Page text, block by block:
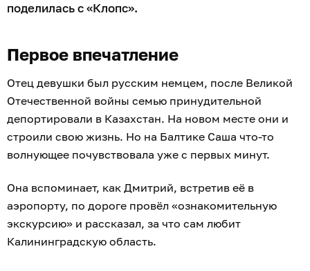
поделилась с «Клопс».
Первое впечатление
Отец девушки был русским немцем, после Великой
Отечественной войны семью принудительной
депортировали в Казахстан. На новом месте они и
строили свою жизнь. Но на Балтике Саша что-то
волнующее почувствовала уже с первых минут.
Она вспоминает, как Дмитрий, встретив её в
аэропорту, по дороге провёл «ознакомительную
экскурсию» и рассказал, за что сам любит
Калининградскую область.